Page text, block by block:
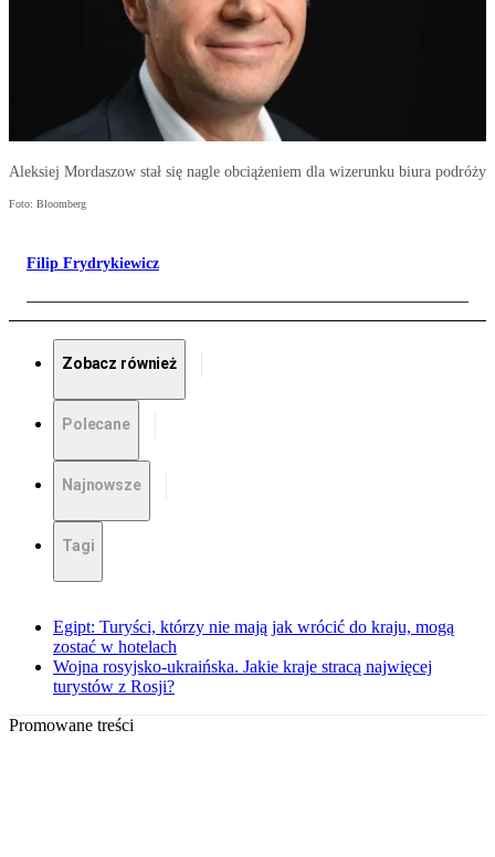
Aleksiej Mordaszow stał się nagle obciążeniem dla wizerunku biura podróży
Foto: Bloomberg
Filip Frydrykiewicz
Zobacz również
Polecane
Najnowsze
Tagi
Egipt: Turyści, którzy nie mają jak wrócić do kraju, mogą
zostać w hotelach
Wojna rosyjsko-ukraińska. Jakie kraje stracą najwięcej
turystów z Rosji?
Promowane treści